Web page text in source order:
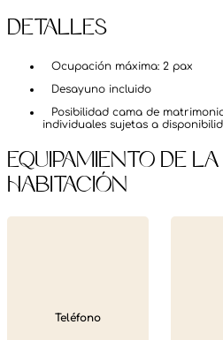
Detalles
Ocupación máxima: 2 pax
Desayuno incluido
Posibilidad cama de
individuales sujetas a
Equipamiento de la
habitación
Teléfono